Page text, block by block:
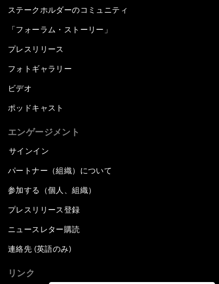
ステークホルダーのコミュニティ
「フォーラム・ストーリー」
プレスリリース
フォトギャラリー
ビデオ
ポッドキャスト
エンゲージメント
サインイン
パートナー（組織）について
参加する（個人、組織）
プレスリリース登録
ニュースレター購読
連絡先 (英語のみ)
リンク